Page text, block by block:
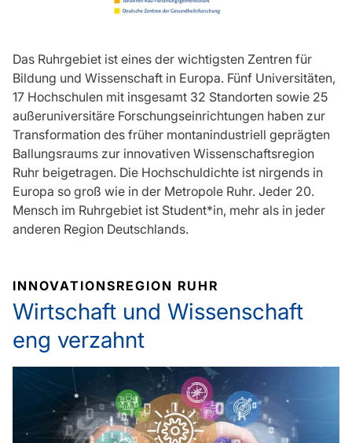
Das Ruhrgebiet ist eines der wichtigsten Zentren für
Bildung und Wissenschaft in Europa. Fünf Universitäten,
17 Hochschulen mit insgesamt 32 Standorten sowie 25
außeruniversitäre Forschungseinrichtungen haben zur
Transformation des früher montanindustriell geprägten
Ballungsraums zur innovativen Wissenschaftsregion
Ruhr beigetragen. Die Hochschuldichte ist nirgends in
Europa so groß wie in der Metropole Ruhr. Jeder 20.
Mensch im Ruhrgebiet ist Student*in, mehr als in jeder
anderen Region Deutschlands.
INNOVATIONSREGION RUHR
Wirtschaft und Wissenschaft
eng verzahnt